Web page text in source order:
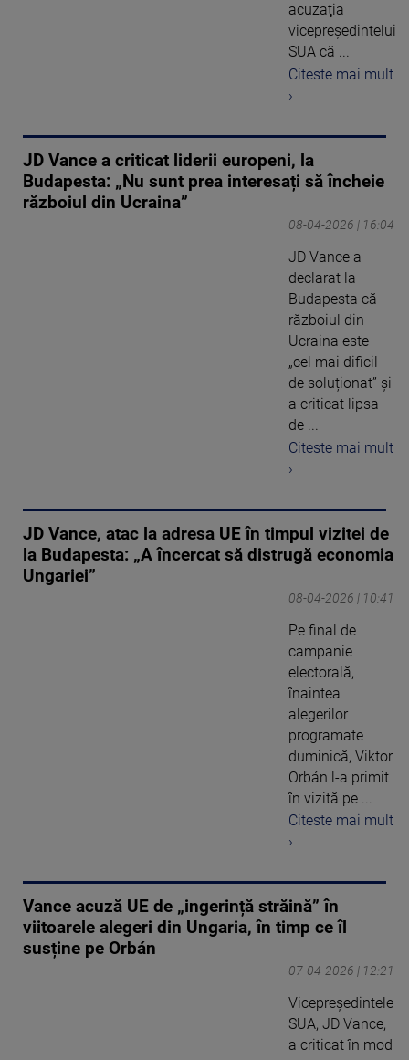
acuzaţia
vicepreşedintelui
SUA că ...
Citeste mai mult
›
JD Vance a criticat liderii europeni, la
Budapesta: „Nu sunt prea interesați să încheie
războiul din Ucraina”
08-04-2026 | 16:04
JD Vance a
declarat la
Budapesta că
războiul din
Ucraina este
„cel mai dificil
de soluționat” și
a criticat lipsa
de ...
Citeste mai mult
›
JD Vance, atac la adresa UE în timpul vizitei de
la Budapesta: „A încercat să distrugă economia
Ungariei”
08-04-2026 | 10:41
Pe final de
campanie
electorală,
înaintea
alegerilor
programate
duminică, Viktor
Orbán l-a primit
în vizită pe ...
Citeste mai mult
›
Vance acuză UE de „ingerință străină” în
viitoarele alegeri din Ungaria, în timp ce îl
susține pe Orbán
07-04-2026 | 12:21
Vicepreședintele
SUA, JD Vance,
a criticat în mod